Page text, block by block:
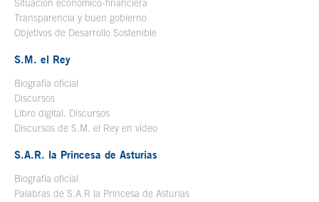
Situación económico-financiera
Transparencia y buen gobierno
Objetivos de Desarrollo Sostenible
S.M. el Rey
Biografía oficial
Discursos
Libro digital. Discursos
Discursos de S.M. el Rey en vídeo
S.A.R. la Princesa de Asturias
Biografía oficial
Palabras de S.A.R la Princesa de Asturias